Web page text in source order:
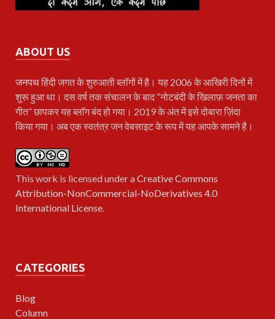
ABOUT US
जनपथहिंदी जगत के शुरुआती ब्लॉगों में है। यह 2006 के आखिरी दिनों में
शुरू हुआ था। दस वर्ष तक संचालन के बाद “नोटबंदी के खिलाफ़ जनता का
गीत” छापकर यह ब्लॉग बंद हो गया। 2019 के अंत में इसे दोबारा ज़िंदा
किया गया। अब एक स्वतंत्र जन वेबसाइट के रूप में यह आपके सामने है।
This work is licensed under aCreative Commons
Attribution-NonCommercial-NoDerivatives 4.0
International License.
CATEGORIES
Blog
Column